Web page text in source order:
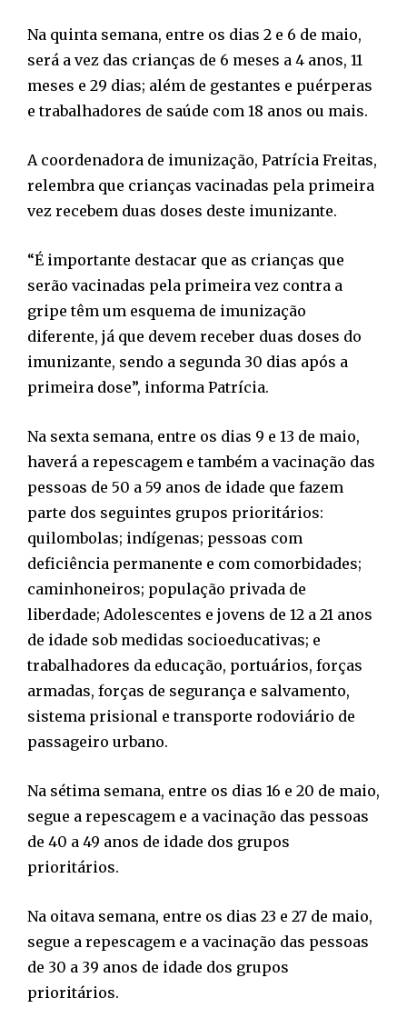
Na quinta semana, entre os dias 2 e 6 de maio,
será a vez das crianças de 6 meses a 4 anos, 11
meses e 29 dias; além de gestantes e puérperas
e trabalhadores de saúde com 18 anos ou mais.
A coordenadora de imunização, Patrícia Freitas,
relembra que crianças vacinadas pela primeira
vez recebem duas doses deste imunizante.
“É importante destacar que as crianças que
serão vacinadas pela primeira vez contra a
gripe têm um esquema de imunização
diferente, já que devem receber duas doses do
imunizante, sendo a segunda 30 dias após a
primeira dose”, informa Patrícia.
Na sexta semana, entre os dias 9 e 13 de maio,
haverá a repescagem e também a vacinação das
pessoas de 50 a 59 anos de idade que fazem
parte dos seguintes grupos prioritários:
quilombolas; indígenas; pessoas com
deficiência permanente e com comorbidades;
caminhoneiros; população privada de
liberdade; Adolescentes e jovens de 12 a 21 anos
de idade sob medidas socioeducativas; e
trabalhadores da educação, portuários, forças
armadas, forças de segurança e salvamento,
sistema prisional e transporte rodoviário de
passageiro urbano.
Na sétima semana, entre os dias 16 e 20 de maio,
segue a repescagem e a vacinação das pessoas
de 40 a 49 anos de idade dos grupos
prioritários.
Na oitava semana, entre os dias 23 e 27 de maio,
segue a repescagem e a vacinação das pessoas
de 30 a 39 anos de idade dos grupos
prioritários.